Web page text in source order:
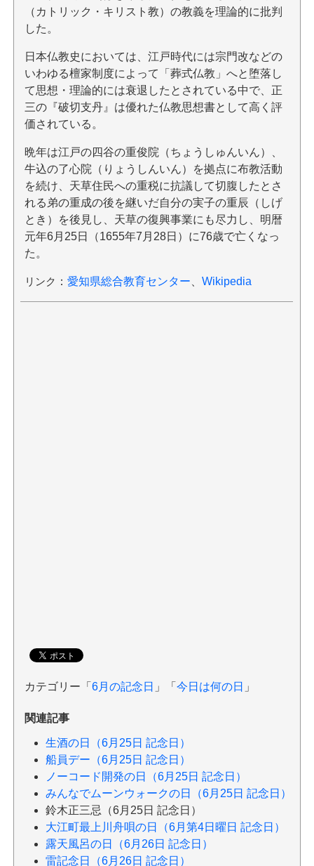
（カトリック・キリスト教）の教義を理論的に批判
した。
日本仏教史においては、江戸時代には宗門改などの
いわゆる檀家制度によって「葬式仏教」へと堕落し
て思想・理論的には衰退したとされている中で、正
三の『破切支丹』は優れた仏教思想書として高く評
価されている。
晩年は江戸の四谷の重俊院（ちょうしゅんいん）、
牛込の了心院（りょうしんいん）を拠点に布教活動
を続け、天草住民への重税に抗議して切腹したとさ
れる弟の重成の後を継いだ自分の実子の重辰（しげ
とき）を後見し、天草の復興事業にも尽力し、明暦
元年6月25日（1655年7月28日）に76歳で亡くなっ
た。
リンク ： 愛知県総合教育センター Wikipedia
カテゴリー「 6月の記念日 」「 今日は何の日 」
関連記事
生酒の日（6月25日 記念日）
船員デー（6月25日 記念日）
ノーコード開発の日（6月25日 記念日）
みんなでムーンウォークの日（6月25日 記念日）
鈴木正三忌（6月25日 記念日）
大江町最上川舟唄の日（6月第4日曜日 記念日）
露天風呂の日（6月26日 記念日）
雷記念日（6月26日 記念日）